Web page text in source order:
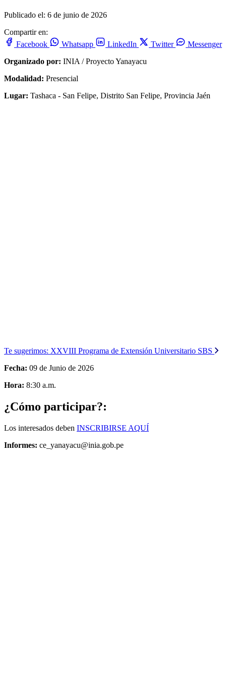
Publicado el: 6 de junio de 2026
Compartir en:
Facebook
Whatsapp LinkedIn Twitter
Messenger
Organizado por: INIA / Proyecto Yanayacu
Modalidad: Presencial
Lugar: Tashaca - San Felipe, Distrito San Felipe, Provincia Jaén
Te sugerimos: XXVIII Programa de Extensión Universitario SBS
Fecha: 09 de Junio de 2026
Hora: 8:30 a.m.
¿Cómo participar?:
Los interesados deben INSCRIBIRSE AQUÍ
Informes: ce_yanayacu@inia.gob.pe